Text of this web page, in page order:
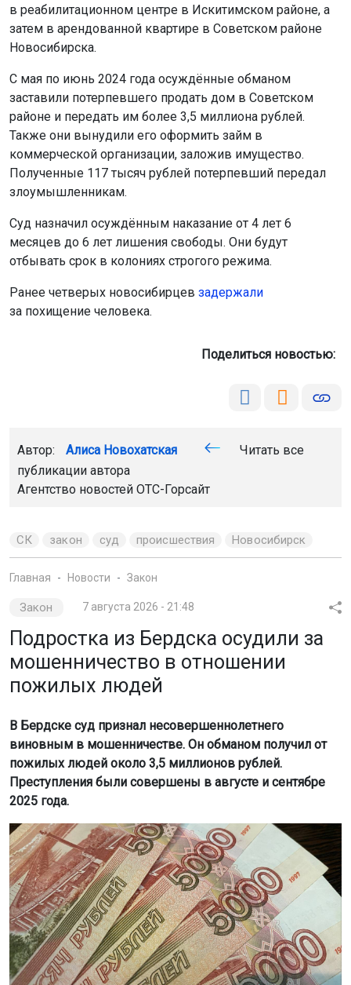
в реабилитационном центре в Искитимском районе, а
затем в арендованной квартире в Советском районе
Новосибирска.
С мая по июнь 2024 года осуждённые обманом
заставили потерпевшего продать дом в Советском
районе и передать им более 3,5 миллиона рублей.
Также они вынудили его оформить займ в
коммерческой организации, заложив имущество.
Полученные 117 тысяч рублей потерпевший передал
злоумышленникам.
Суд назначил осуждённым наказание от 4 лет 6
месяцев до 6 лет лишения свободы. Они будут
отбывать срок в колониях строгого режима.
Ранее четверых новосибирцев задержали
за похищение человека.
Поделиться новостью:
Автор: Алиса Новохатская
Читать все
публикации автора
Агентство новостей ОТС-Горсайт
СК закон суд происшествия Новосибирск
Главная Новости Закон
Закон 7 августа 2026 - 21:48
Подростка из Бердска осудили за
мошенничество в отношении
пожилых людей
В Бердске суд признал несовершеннолетнего
виновным в мошенничестве. Он обманом получил от
пожилых людей около 3,5 миллионов рублей.
Преступления были совершены в августе и сентябре
2025 года.